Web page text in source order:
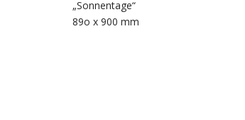
„Sonnentage“
89o x 900 mm